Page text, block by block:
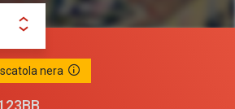
nera